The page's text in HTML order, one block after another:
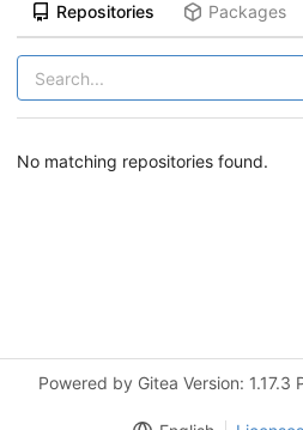
Repositories Packages
No matching repositories found.
Powered by Gitea Version: 1.17.3